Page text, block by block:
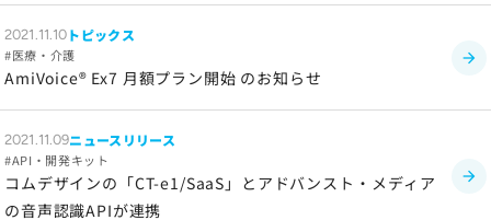
2021.11.10 トピックス
医療・介護
AmiVoice® Ex7 月額プラン開始 のお知らせ
2021.11.09ニュースリリース
API・開発キット
コムデザインの「CT-e1/SaaS」とアドバンスト・メディア
の音声認識APIが連携